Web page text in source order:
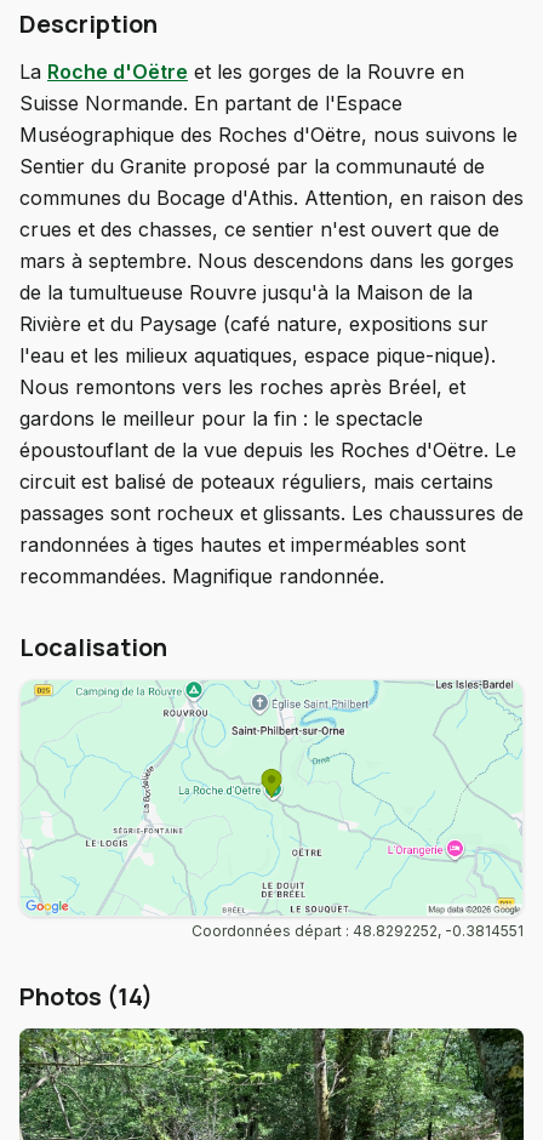
Description
La Roche d'Oëtre et les gorges de la Rouvre en
Suisse Normande. En partant de l'Espace
Muséographique des Roches d'Oëtre, nous suivons le
Sentier du Granite proposé par la communauté de
communes du Bocage d'Athis. Attention, en raison des
crues et des chasses, ce sentier n'est ouvert que de
mars à septembre. Nous descendons dans les gorges
de la tumultueuse Rouvre jusqu'à la Maison de la
Rivière et du Paysage (café nature, expositions sur
l'eau et les milieux aquatiques, espace pique-nique).
Nous remontons vers les roches après Bréel, et
gardons le meilleur pour la fin : le spectacle
époustouflant de la vue depuis les Roches d'Oëtre. Le
circuit est balisé de poteaux réguliers, mais certains
passages sont rocheux et glissants. Les chaussures de
randonnées à tiges hautes et imperméables sont
recommandées. Magnifique randonnée.
Localisation
Coordonnées départ : 48.8292252, -0.3814551
Photos (14)